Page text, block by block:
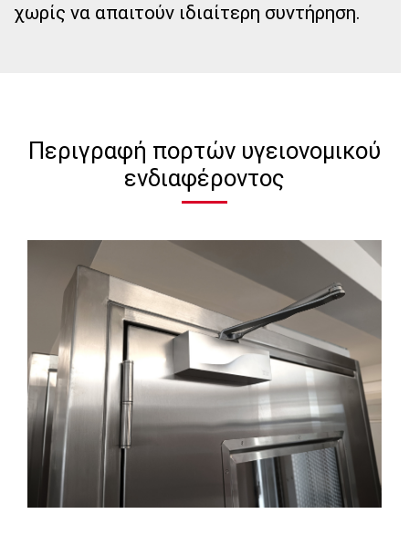
χωρίς να απαιτούν ιδιαίτερη συντήρηση.
Περιγραφή πορτών υγειονομικού
ενδιαφέροντος